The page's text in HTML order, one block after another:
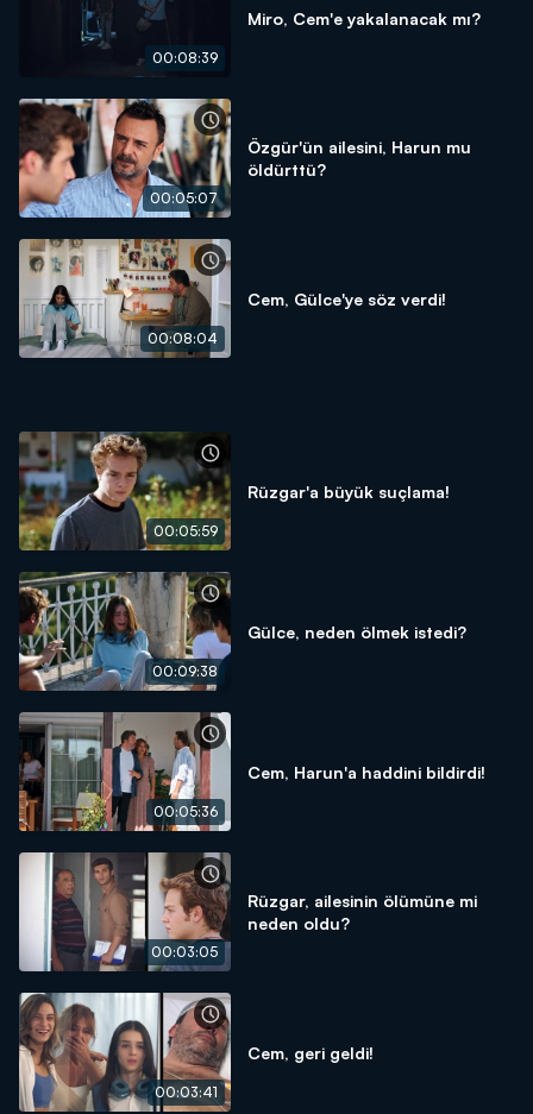
00:08:39
Miro, Cem'e yakalanacak mı?
00:05:07
Özgür'ün ailesini, Harun mu
öldürttü?
00:08:04
Cem, Gülce'ye söz verdi!
00:05:59
Rüzgar'a büyük suçlama!
00:09:38
Gülce, neden ölmek istedi?
00:05:36
Cem, Harun'a haddini bildirdi!
00:03:05
Rüzgar, ailesinin ölümüne mi
neden oldu?
00:03:41
Cem, geri geldi!